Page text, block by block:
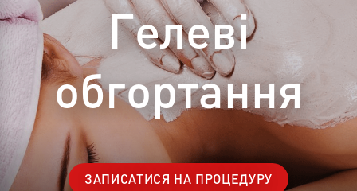
Гелеві
обгортання
ЗАПИСАТИСЯ НА ПРОЦЕДУРУ